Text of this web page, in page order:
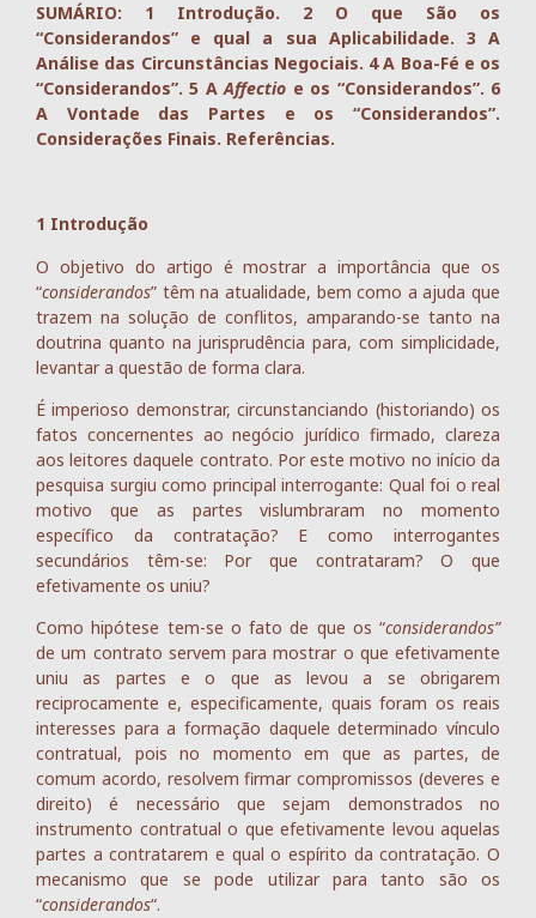
SUMÁRIO: 1 Introdução. 2 O que São os
“Considerandos” e qual a sua Aplicabilidade. 3 A
Análise das Circunstâncias Negociais. 4 A Boa-Fé e os
“Considerandos”. 5 AAffectio e os “Considerandos”. 6
A Vontade das Partes e os “Considerandos”.
Considerações Finais. Referências.
1 Introdução
O objetivo do artigo é mostrar a importância que os
“considerandos” têm na atualidade, bem como a ajuda que
trazem na solução de conflitos, amparando-se tanto na
doutrina quanto na jurisprudência para, com simplicidade,
levantar a questão de forma clara.
É imperioso demonstrar, circunstanciando (historiando) os
fatos concernentes ao negócio jurídico firmado, clareza
aos leitores daquele contrato. Por este motivo no início da
pesquisa surgiu como principal interrogante: Qual foi o real
motivo que as partes vislumbraram no momento
específico da contratação? E como interrogantes
secundários têm-se: Por que contrataram? O que
efetivamente os uniu?
Como hipótese tem-se o fato de que os “considerandos”
de um contrato servem para mostrar o que efetivamente
uniu as partes e o que as levou a se obrigarem
reciprocamente e, especificamente, quais foram os reais
interesses para a formação daquele determinado vínculo
contratual, pois no momento em que as partes, de
comum acordo, resolvem firmar compromissos (deveres e
direito) é necessário que sejam demonstrados no
instrumento contratual o que efetivamente levou aquelas
partes a contratarem e qual o espírito da contratação. O
mecanismo que se pode utilizar para tanto são os
“considerandos“.